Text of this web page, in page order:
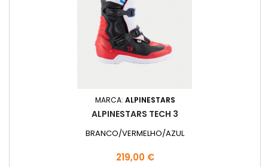
MARCA: ALPINESTARS
ALPINESTARS TECH 3
BRANCO/VERMELHO/AZUL
Preço
219,00 €